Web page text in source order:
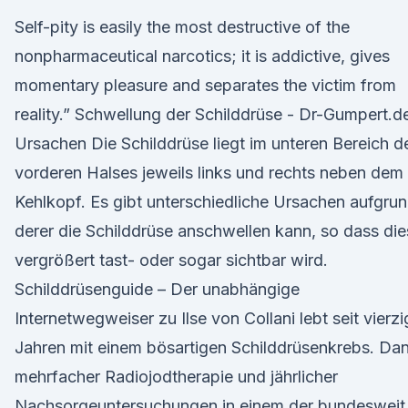
Self-pity is easily the most destructive of the
nonpharmaceutical narcotics; it is addictive, gives
momentary pleasure and separates the victim from
reality.” Schwellung der Schilddrüse - Dr-
Ursachen Die Schilddrüse liegt im unteren Bereich
vorderen Halses jeweils links und rechts neben dem
Kehlkopf. Es gibt unterschiedliche Ursachen
derer die Schilddrüse anschwellen kann, so dass
vergrößert tast- oder sogar sichtbar wird.
Schilddrüsenguide – Der unabhängige
Internetwegweiser zu Ilse von Collani lebt seit
Jahren mit einem bösartigen Schilddrüsenkrebs.
mehrfacher Radiojodtherapie und jährlicher